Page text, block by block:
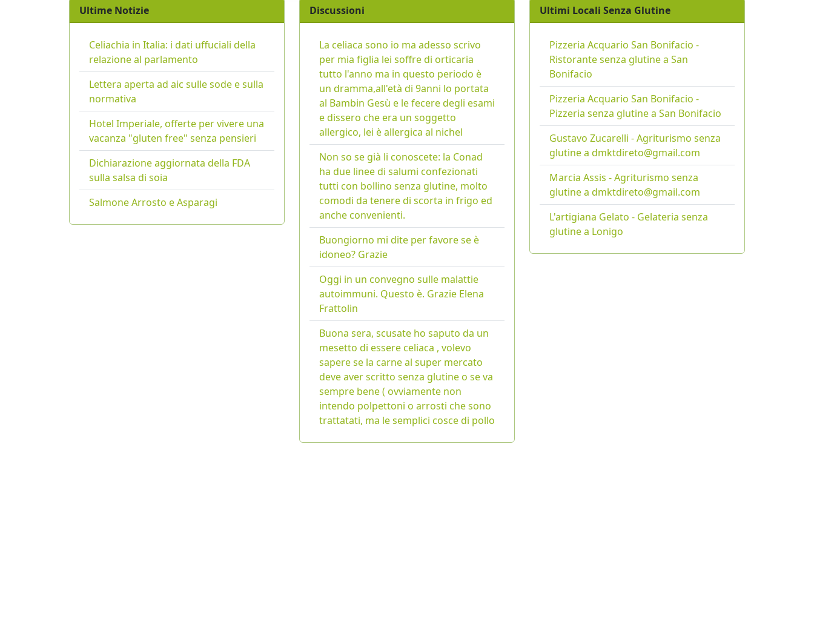
Ultime Notizie
Celiachia in Italia: i dati uffuciali della
relazione al parlamento
Lettera aperta ad aic sulle sode e sulla
normativa
Hotel Imperiale, offerte per vivere una
vacanza "gluten free" senza pensieri
Dichiarazione aggiornata della FDA
sulla salsa di soia
Salmone Arrosto e Asparagi
Discussioni
La celiaca sono io ma adesso scrivo
per mia figlia lei soffre di orticaria
tutto l'anno ma in questo periodo è
un dramma,all'età di 9anni lo portata
al Bambin Gesù e le fecere degli esami
e dissero che era un soggetto
allergico, lei è allergica al nichel
Non so se già li conoscete: la Conad
ha due linee di salumi confezionati
tutti con bollino senza glutine, molto
comodi da tenere di scorta in frigo ed
anche convenienti.
Buongiorno mi dite per favore se è
idoneo? Grazie
Oggi in un convegno sulle malattie
autoimmuni. Questo è. Grazie Elena
Frattolin
Buona sera, scusate ho saputo da un
mesetto di essere celiaca , volevo
sapere se la carne al super mercato
deve aver scritto senza glutine o se va
sempre bene ( ovviamente non
intendo polpettoni o arrosti che sono
trattatati, ma le semplici cosce di pollo
Ultimi Locali Senza Glutine
Pizzeria Acquario San Bonifacio -
Ristorante senza glutine a San
Bonifacio
Pizzeria Acquario San Bonifacio -
Pizzeria senza glutine a San Bonifacio
Gustavo Zucarelli - Agriturismo senza
glutine a dmktdireto@gmail.com
Marcia Assis - Agriturismo senza
glutine a dmktdireto@gmail.com
L'artigiana Gelato - Gelateria senza
glutine a Lonigo